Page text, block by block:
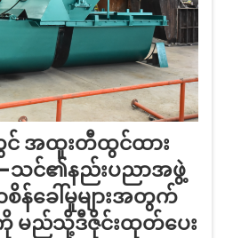
င် အထူးတီထွင်ထား
သင်၏နည်းပညာအဖွဲ့
န်ခေါ်မှုများအတွက်
းကို မည်သို့ဒီဇိုင်းထုတ်ပေး